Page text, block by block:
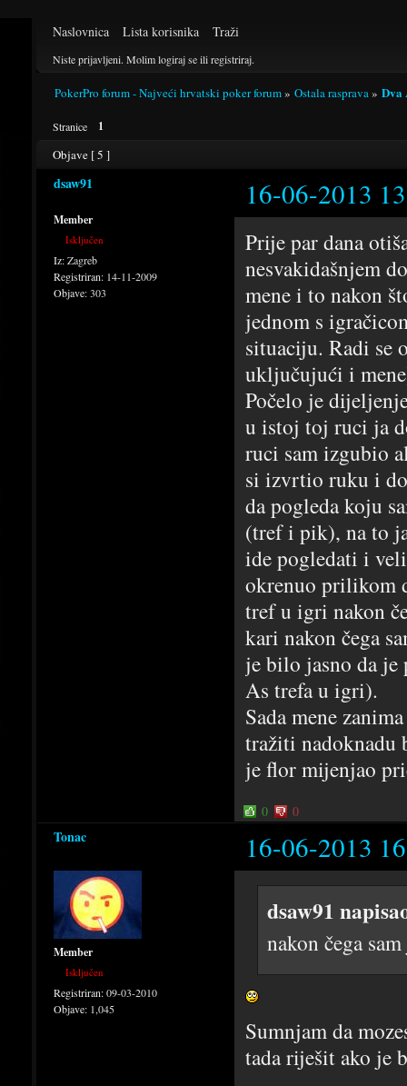
Naslovnica Lista korisnika Traži
Niste prijavljeni. Molim logiraj se ili registriraj.
PokerPro forum - Najveći hrvatski poker forum» Ostala rasprava» Dva
Stranice 1
Objave [ 5 ]
dsaw91 16-06-2013
Member
Isključen
Iz:Zagreb
Registriran: 14-11-2009
Objave:303
Prije par dana
nesvakidašnjem
mene i to nakon
jednom s
situaciju. Radi se
uključujući i
Počelo je
u istoj toj ruci ja
ruci sam izgubio
si izvrtio ruku i
da pogleda koju
(tref i pik), na to
ide pogledati i
okrenuo prilikom
tref u igri nakon
kari nakon čega
je bilo jasno da je
As trefa u igri).
Sada mene
tražiti nadoknadu
je flor mijenjao
0 0
Tonac 16-06-2013
Member
Isključen
Registriran:09-03-2010
Objave: 1,045
dsaw91
nakon čega
Sumnjam da
tada riješit ako je